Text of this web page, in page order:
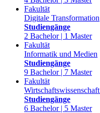
Fakultät
Digitale Transformation
Studiengänge
2 Bachelor | 1 Master
Fakultät
Informatik und Medien
Studiengänge
9 Bachelor | 7 Master
Fakultät
Studiengänge
6 Bachelor | 5 Master